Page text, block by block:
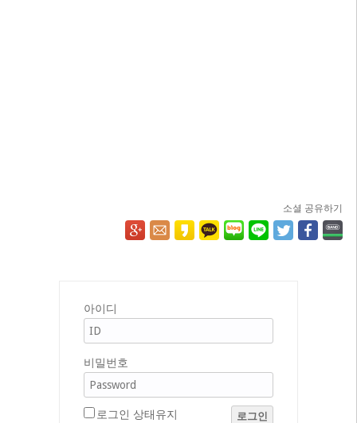
소셜 공유하기
아이디
비밀번호
로그인 상태유지 로그인